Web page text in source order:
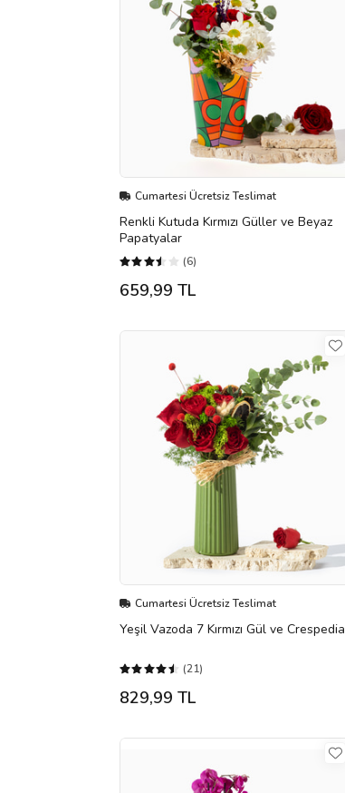
Cumartesi Ücretsiz Teslimat
Renkli Kutuda Kırmızı Güller ve Beyaz
Papatyalar
(6)
659,99 TL
Cumartesi Ücretsiz Teslimat
Yeşil Vazoda 7 Kırmızı Gül ve Crespedia
(21)
829,99 TL